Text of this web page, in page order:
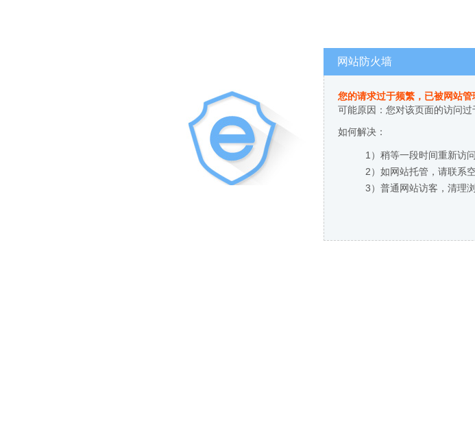
网站防火墙
您的请求过于频繁，已被网站管
可能原因：您对该页面的访问过
如何解决：
1）稍等一段时间重新访问
2）如网站托管，请联系
3）普通网站访客，清理